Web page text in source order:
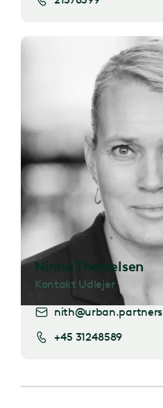
Ninna Therkelsen
Kontakt Udlejer
nith@urban.partners
+45 31248589